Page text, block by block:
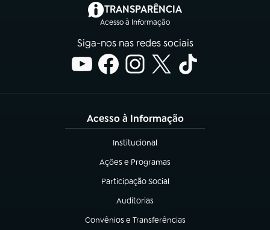
TRANSPARÊNCIA
Acesso à Informação
(abre em nova aba)
Siga-nos nas redes sociais
Acesso à Informação
Institucional
(abre em nova aba)
Ações e Programas
(abre em nova aba)
Participação Social
(abre em nova aba)
Auditorias
(abre em nova aba)
Convênios e Transferências
(abre em nova aba)